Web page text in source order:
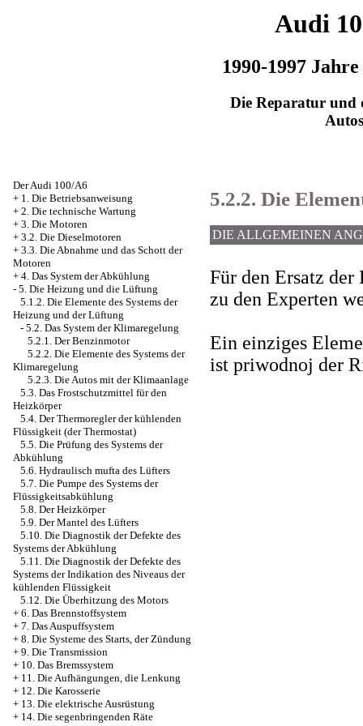
Audi
1990-1997
Die Reparatur und
Autos
Der Audi 100/A6
+ 1. Die Betriebsanweisung
+ 2. Die technische Wartung
+ 3. Die Motoren
+ 3.2. Die Dieselmotoren
+ 3.3. Die Abnahme und das Schott der
Motoren
+ 4. Das System der Abkühlung
- 5. Die Heizung und die Lüftung
5.1.2. Die Elemente des Systems der
Heizung und der Lüftung
- 5.2. Das System der Klimaregelung
5.2.1. Der Benzinmotor
5.2.2. Die Elemente des Systems der
Klimaregelung
5.2.3. Die Autos mit der Klimaanlage
5.3. Das Frostschutzmittel für den
Heizkörper
5.4. Der Thermoregler der kühlenden
Flüssigkeit (der Thermostat)
5.5. Die Prüfung des Systems der
Abkühlung
5.6. Hydraulisch mufta des Lüfters
5.7. Die Pumpe des Systems der
Flüssigkeitsabkühlung
5.8. Der Heizkörper
5.9. Der Mantel des Lüfters
5.10. Die Diagnostik der Defekte des
Systems der Abkühlung
5.11. Die Diagnostik der Defekte des
Systems der Indikation des Niveaus der
kühlenden Flüssigkeit
5.12. Die Überhitzung des Motors
+ 6. Das Brennstoffsystem
+ 7. Das Auspuffsystem
+ 8. Die Systeme des Starts, der Zündung
+ 9. Die Transmission
+ 10. Das Bremssystem
+ 11. Die Aufhängungen, die Lenkung
+ 12. Die Karosserie
+ 13. Die elektrische Ausrüstung
+ 14. Die segenbringenden Räte
5.2.2. Die
DIE ALLGEMEINEN
Für den Ersatz der
zu den Experten
Ein einziges
ist priwodnoj der